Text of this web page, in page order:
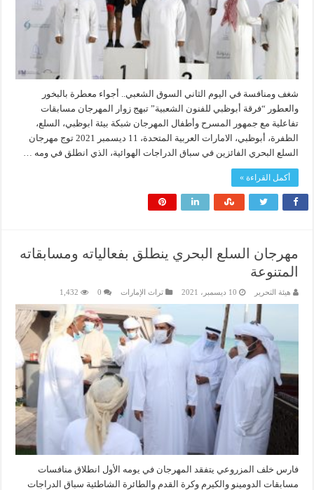
شغف ومنافسة في اليوم الثاني السوق الشعبي.. أجواء معطرة بالبخور
والعطور “فرقة أبوظبي للفنون الشعبية” تبهج زوار المهرجان مسابقات
تفاعلية مع جمهور المسرح وأطفال المهرجان شبكة بيئة ابوظبي، السلع،
الظفرة، أبوظبي، الامارات العربية المتحدة، 11 ديسمبر 2021 توج مهرجان
السلع البحري الفائزين في سباق الدراجات الهوائية، الذي انطلق في ومه …
أكمل القراءة »
مهرجان السلع البحري ينطلق بفعالياته ومسابقاته
المتنوعة
هيئة التحرير 10 ديسمبر، 2021 تراث الإمارات 0
1,432
فارس خلف المزروعي يتفقد المهرجان في يومه الأول انطلاق منافسات
مسابقات الدومينو والكيرم وكرة القدم والطائرة الشاطئية سباق الدراجات